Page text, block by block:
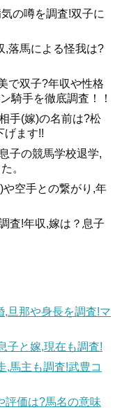
の噂を調査!双子に
,落馬による怪我は?
で双子?年収や性格
騎手を徹底調査！！
手(嫁)の名前は?松
げます!!
子の競馬学校退学,
。
空手との繋がり,年
査!年収,嫁は？息子
,旦那や身長を調査!マ
子と嫁,現在も調査!
,馬主も調査!武豊コ
評価は?馬名の意味